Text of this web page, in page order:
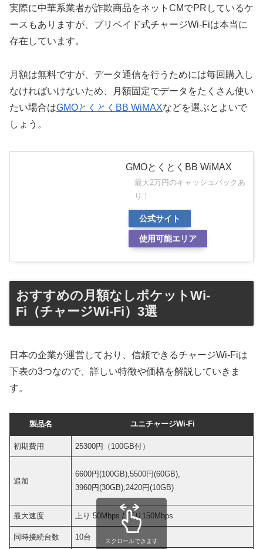
実際に中華系業者が詐欺商品をネットCMでPRしているケ
ースもありますが、プリペイド式チャージWi-Fiは本当に
存在しています。
月額は無料ですが、データ通信を行うためには毎回購入し
なければいけないため、月額固定でデータをたくさん使い
たい場合はGMOとくとくBB WiMAXなどを選ぶとよいで
しょう。
GMOとくとくBB WiMAX
最大2万円のキャッシュバックあ
り！
公式サイト
使用可能エリア
おすすめの月額なしポケットWi-
Fi（チャージWi-Fi）3選
日本の企業が運営しており、信頼できるチャージWi-Fiは
下表の3つなので、詳しい特徴や価格を解説していきま
す。
製品名 ユニチャージWi-Fi
初期費用 25300円（100GB付）
追加
6600円(100GB),5500円(60GB),
3960円(30GB),2420円(10GB)
最大速度 上り 50Mbps / 下り150Mbps
同時接続台数 10台 スクロールできます